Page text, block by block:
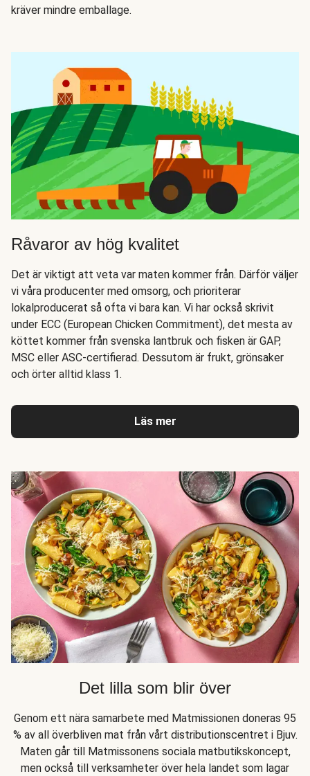
kräver mindre emballage.
Råvaror av hög kvalitet
Det är viktigt att veta var maten kommer från. Därför väljer
vi våra producenter med omsorg, och prioriterar
lokalproducerat så ofta vi bara kan. Vi har också skrivit
under ECC (European Chicken Commitment), det mesta av
köttet kommer från svenska lantbruk och fisken är GAP,
MSC eller ASC-certifierad. Dessutom är frukt, grönsaker
och örter alltid klass 1.
Läs mer
Det lilla som blir över
Genom ett nära samarbete med Matmissionen doneras 95
% av all överbliven mat från vårt distributionscentret i Bjuv.
Maten går till Matmissonens sociala matbutikskoncept,
men också till verksamheter över hela landet som lagar